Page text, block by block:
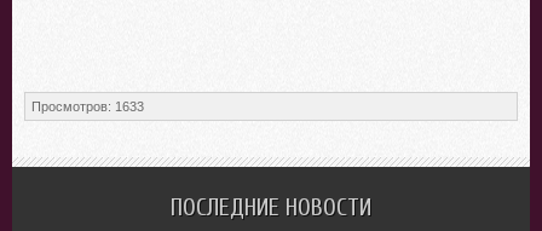
Просмотров: 1633
ПОСЛЕДНИЕ НОВОСТИ